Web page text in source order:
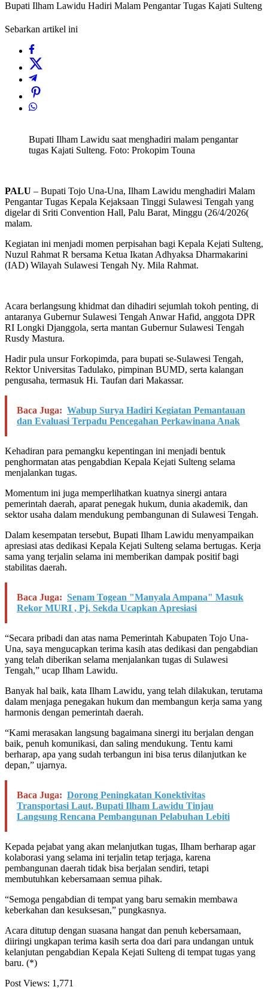
Bupati Ilham Lawidu Hadiri Malam Pengantar Tugas Kajati Sulteng
Sebarkan artikel ini
Bupati Ilham Lawidu saat menghadiri malam pengantar
tugas Kajati Sulteng. Foto: Prokopim Touna
PALU – Bupati Tojo Una-Una, Ilham Lawidu menghadiri Malam
Pengantar Tugas Kepala Kejaksaan Tinggi Sulawesi Tengah yang
digelar di Sriti Convention Hall, Palu Barat, Minggu (26/4/2026(
malam.
Kegiatan ini menjadi momen perpisahan bagi Kepala Kejati Sulteng,
Nuzul Rahmat R bersama Ketua Ikatan Adhyaksa Dharmakarini
(IAD) Wilayah Sulawesi Tengah Ny. Mila Rahmat.
Acara berlangsung khidmat dan dihadiri sejumlah tokoh penting, di
antaranya Gubernur Sulawesi Tengah Anwar Hafid, anggota DPR
RI Longki Djanggola, serta mantan Gubernur Sulawesi Tengah
Rusdy Mastura.
Hadir pula unsur Forkopimda, para bupati se-Sulawesi Tengah,
Rektor Universitas Tadulako, pimpinan BUMD, serta kalangan
pengusaha, termasuk Hi. Taufan dari Makassar.
Baca Juga: Wabup Surya Hadiri Kegiatan Pemantauan
dan Evaluasi Terpadu Pencegahan Perkawinana Anak
Kehadiran para pemangku kepentingan ini menjadi bentuk
penghormatan atas pengabdian Kepala Kejati Sulteng selama
menjalankan tugas.
Momentum ini juga memperlihatkan kuatnya sinergi antara
pemerintah daerah, aparat penegak hukum, dunia akademik, dan
sektor usaha dalam mendukung pembangunan di Sulawesi Tengah.
Dalam kesempatan tersebut, Bupati Ilham Lawidu menyampaikan
apresiasi atas dedikasi Kepala Kejati Sulteng selama bertugas. Kerja
sama yang terjalin selama ini memberikan dampak positif bagi
stabilitas daerah.
Baca Juga: Senam Togean "Manyala Ampana" Masuk
Rekor MURI , Pj. Sekda Ucapkan Apresiasi
“Secara pribadi dan atas nama Pemerintah Kabupaten Tojo Una-
Una, saya mengucapkan terima kasih atas dedikasi dan pengabdian
yang telah diberikan selama menjalankan tugas di Sulawesi
Tengah,” ucap Ilham Lawidu.
Banyak hal baik, kata Ilham Lawidu, yang telah dilakukan, terutama
dalam menjaga penegakan hukum dan membangun kerja sama yang
harmonis dengan pemerintah daerah.
“Kami merasakan langsung bagaimana sinergi itu berjalan dengan
baik, penuh komunikasi, dan saling mendukung. Tentu kami
berharap, apa yang sudah terbangun ini bisa terus dilanjutkan ke
depan,” ujarnya.
Baca Juga: Dorong Peningkatan Konektivitas
Transportasi Laut, Bupati Ilham Lawidu Tinjau
Langsung Rencana Pembangunan Pelabuhan Lebiti
Kepada pejabat yang akan melanjutkan tugas, Ilham berharap agar
kolaborasi yang selama ini terjalin tetap terjaga, karena
pembangunan daerah tidak bisa berjalan sendiri, tetapi
membutuhkan kebersamaan semua pihak.
“Semoga pengabdian di tempat yang baru semakin membawa
keberkahan dan kesuksesan,” pungkasnya.
Acara ditutup dengan suasana hangat dan penuh kebersamaan,
diiringi ungkapan terima kasih serta doa dari para undangan untuk
kelanjutan pengabdian Kepala Kejati Sulteng di tempat tugas yang
baru. (*)
Post Views: 1,771